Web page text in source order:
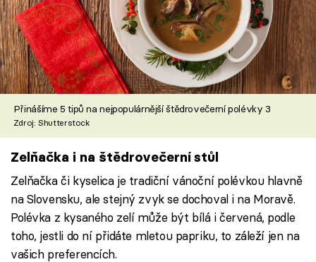
Přinášíme 5 tipů na nejpopulárnější štědrovečerní polévky 3
Zdroj: Shutterstock
Zelňačka i na štědrovečerní stůl
Zelňačka či kyselica je tradiční vánoční polévkou hlavně
na Slovensku, ale stejný zvyk se dochoval i na Moravě.
Polévka z kysaného zelí může být bílá i červená, podle
toho, jestli do ní přidáte mletou papriku, to záleží jen na
vašich preferencích.